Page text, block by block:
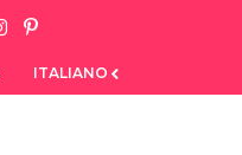
ITALIANO